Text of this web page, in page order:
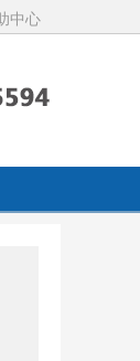
中心